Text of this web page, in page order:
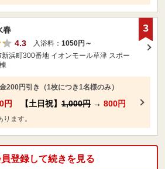
春
4.3
入浴料： 1050円～
浜町300番地 イオンモール草津 スポー
200円引き（1枚につき1名様のみ）
円 【土日祝】 1,000円 → 800円
ます。
3
登録して続きを見る